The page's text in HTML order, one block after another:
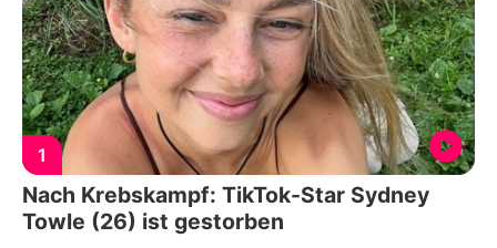
1
Nach Krebskampf: TikTok-Star Sydney
Towle (26) ist gestorben